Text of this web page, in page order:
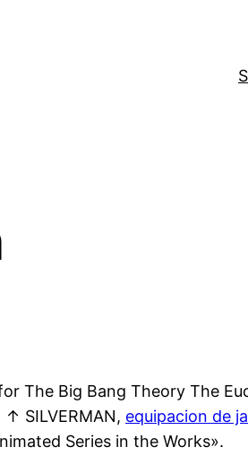
The Big Bang Theory The
SILVERMAN, equipacion de
Series in the Works».